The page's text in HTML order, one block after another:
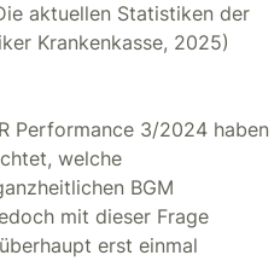
aktuellen Statistiken der
Krankenkasse, 2025)
Performance 3/2024 haben
welche
BGM
mit dieser Frage
erst einmal